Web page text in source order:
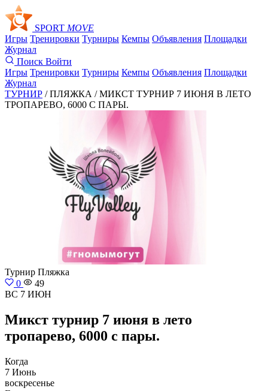
SPORT MOVE
Игры Тренировки Турниры Кемпы Объявления Площадки
Журнал
Поиск Войти
Игры Тренировки Турниры Кемпы Объявления Площадки
Журнал
ТУРНИР / ПЛЯЖКА /МИКСТ ТУРНИР 7 ИЮНЯ В ЛЕТО
ТРОПАРЕВО, 6000 С ПАРЫ.
Турнир Пляжка
0
49
ВС 7 ИЮН
Микст турнир 7 июня в лето
тропарево, 6000 с пары.
Когда
7 Июнь
воскресенье